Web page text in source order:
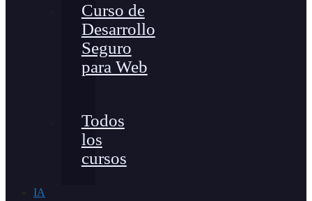
Curso de
Desarrollo
Seguro
para Web
Todos
los
cursos
IA